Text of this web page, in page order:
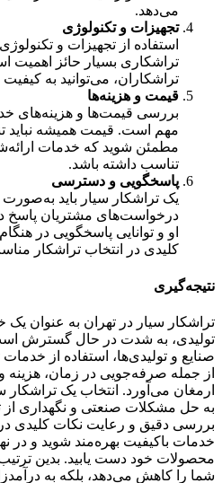
می‌دهد.
تجهیزات و تکنولوژی
استفاده از تجهیزات و
تراشکاری بسیار حائز اهمیت
تراشکاران، می‌توانید به
قیمت و هزینه‌ها
بررسی قیمت‌ها و هزینه‌های
مهم است. قیمت همیشه نباید
مطمئن شوید که خدمات
تناسب داشته باشد.
پاسخگویی و دسترسی
یک تراشکار سیار باید
درخواست‌های مشتریان پاسخ
او و توانایی پاسخگویی در
کلیدی در انتخاب تراشکار
نتیجه‌گیری
تراشکار سیار در تهران به عنوان
تولیدی، به شدت در حال گسترش است.
صنایع و تولیدی‌ها، استفاده از
از جمله صرفه‌جویی در زمان، هزینه
ارمغان می‌آورد. انتخاب یک تراشکار
به حل مشکلات صنعتی و نگهداری از
بررسی دقیق و رعایت نکات کلیدی در
خدمات باکیفیت بهره‌مند شوید و در
محصولات خود دست یابید. بدین
شما را کاهش می‌دهد، بلکه به